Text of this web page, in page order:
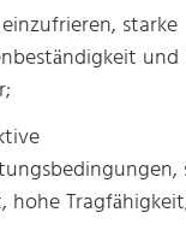
starke
und
hohe